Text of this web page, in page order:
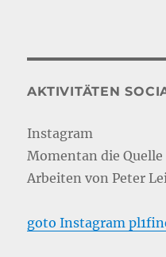
AKTIVITÄTEN
Instagram
Momentan die
Arbeiten von Peter
goto Instagram